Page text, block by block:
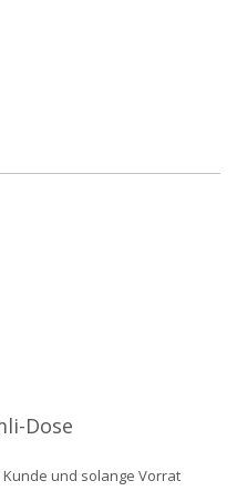
Dose
Kunde und solange Vorrat